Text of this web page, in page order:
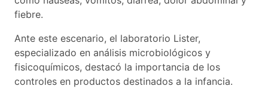
fiebre.
Ante este escenario, el laboratorio Lister,
especializado en análisis microbiológicos y
fisicoquímicos, destacó la importancia de los
controles en productos destinados a la infancia.